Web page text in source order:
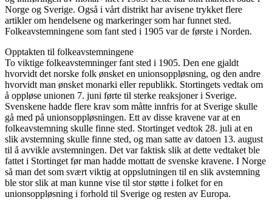
Norge og Sverige. Også i vårt distrikt har avisene trykket flere
artikler om hendelsene og markeringer som har funnet sted.
Folkeavstemningene som fant sted i 1905 var de første i Norden.
Opptakten til folkeavstemningene
To viktige folkeavstemninger fant sted i 1905. Den ene gjaldt
hvorvidt det norske folk ønsket en unionsoppløsning, og den andre
hvorvidt man ønsket monarki eller republikk. Stortingets vedtak om
å oppløse unionen 7. juni førte til sterke reaksjoner i Sverige.
Svenskene hadde flere krav som måtte innfris for at Sverige skulle
gå med på unionsoppløsningen. Ett av disse kravene var at en
folkeavstemning skulle finne sted. Stortinget vedtok 28. juli at en
slik avstemning skulle finne sted, og man satte av datoen 13. august
til å avvikle avstemningen. Det var faktisk slik at dette vedtaket ble
fattet i Stortinget før man hadde mottatt de svenske kravene. I Norge
så man det som svært viktig at oppslutningen til en slik avstemning
ble stor slik at man kunne vise til stor støtte i folket for en
unionsoppløsning i forhold til Sverige og resten av Europa.